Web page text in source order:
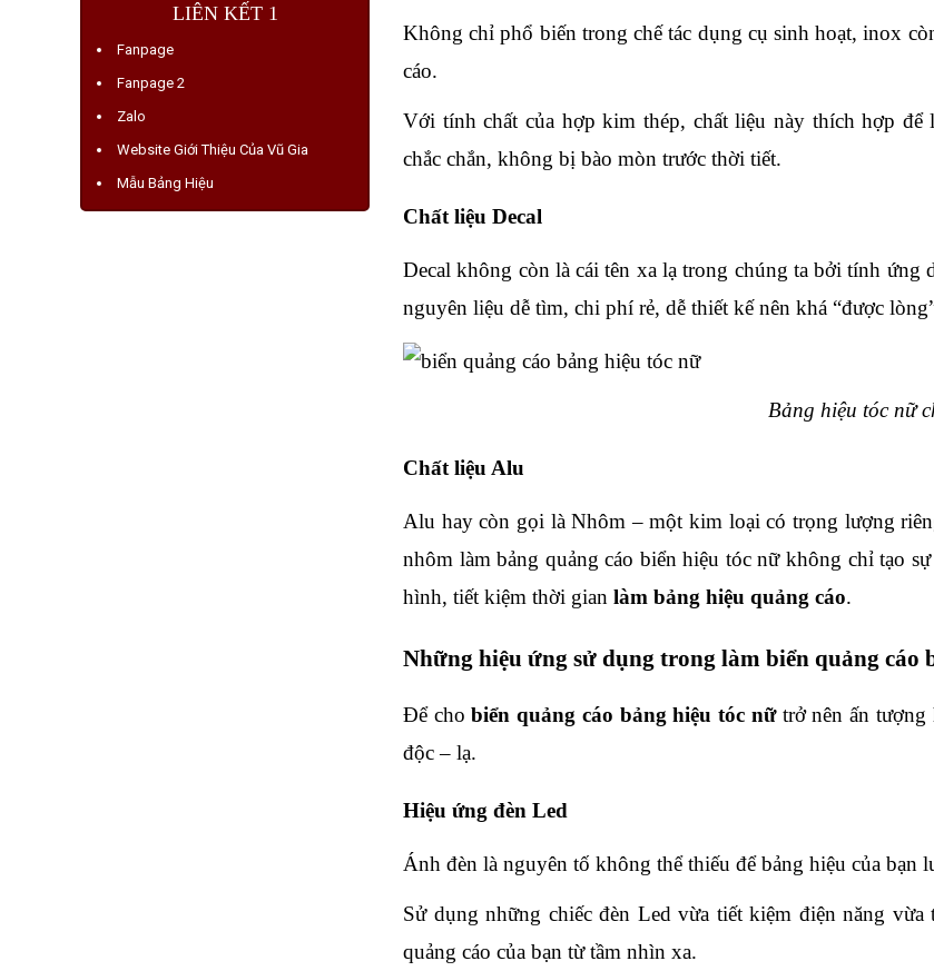
LIÊN KẾT 1
Fanpage
Fanpage 2
Zalo
Website Giới Thiệu Của Vũ Gia
Mẫu Bảng Hiệu
Không chỉ phổ biến trong chế tác dụng cụ sinh hoạt, inox
cáo.
Với tính chất của hợp kim thép, chất liệu này thích hợp
chắc chắn, không bị bào mòn trước thời tiết.
Chất liệu Decal
Decal không còn là cái tên xa lạ trong chúng ta bởi tính
nguyên liệu dễ tìm, chi phí rẻ, dễ thiết kế nên khá “được
Bảng hiệu tóc nữ
Chất liệu Alu
Alu hay còn gọi là Nhôm – một kim loại có trọng lượng
nhôm làm bảng quảng cáo biển hiệu tóc nữ không chỉ tạo
hình, tiết kiệm thời gian làm bảng hiệu quảng cáo.
Những hiệu ứng sử dụng trong làm biển quảng cáo
Để cho biển quảng cáo bảng hiệu tóc nữ trở nên ấn tượng
độc – lạ.
Hiệu ứng đèn Led
Ánh đèn là nguyên tố không thể thiếu để bảng hiệu của bạn
Sử dụng những chiếc đèn Led vừa tiết kiệm điện năng
quảng cáo của bạn từ tầm nhìn xa.